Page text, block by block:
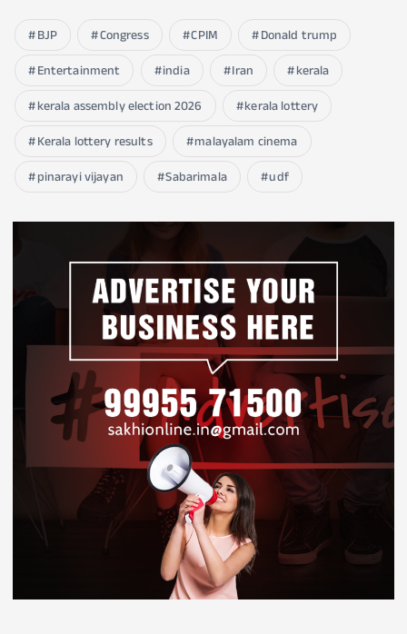
BJP Congress CPIM
Donald trump
Entertainment
india Iran
kerala
kerala assembly election 2026
kerala lottery
Kerala lottery results
malayalam cinema
pinarayi vijayan
Sabarimala udf